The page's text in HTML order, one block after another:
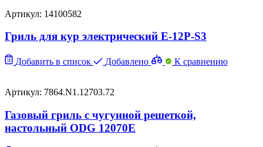
Артикул: 14100582
Гриль для кур электрический E-12P-S3
Добавить в список Добавлено К сравнению
Артикул: 7864.N1.12703.72
Газовый гриль с чугунной решеткой,
настольный ODG 12070E